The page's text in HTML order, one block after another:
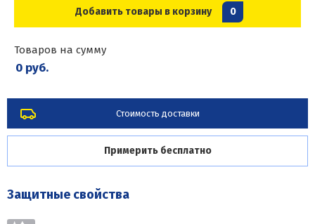
Добавить товары в корзину 0
Товаров на сумму
0 руб.
Стоимость доставки
Примерить бесплатно
Защитные свойства